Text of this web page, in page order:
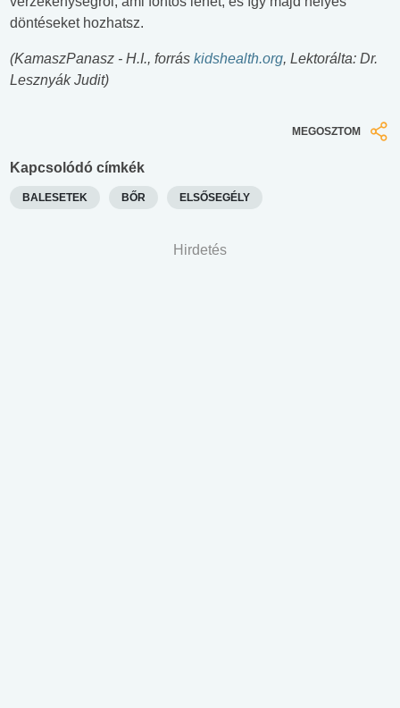
döntéseket hozhatsz.
(KamaszPanasz - H.I., forrás kidshealth.org, Lektorálta: Dr.
Lesznyák Judit)
MEGOSZTOM
Kapcsolódó címkék
BALESETEK BŐR ELSŐSEGÉLY
Hirdetés